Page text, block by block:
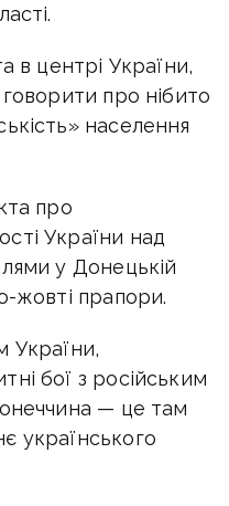
в центрі України,
про нібито
населення
про
України над
у Донецькій
жовті прапори.
України,
бої з російським
— це там
українського